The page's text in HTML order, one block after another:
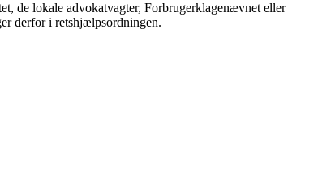
de lokale advokatvagter, Forbrugerklagenævnet eller
derfor i retshjælpsordningen.